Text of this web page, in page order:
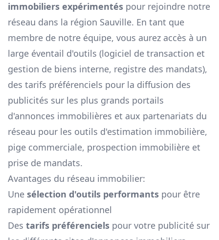
immobiliers expérimentés pour rejoindre notre
réseau dans la région Sauville. En tant que
membre de notre équipe, vous aurez accès à un
large éventail d'outils (logiciel de transaction et
gestion de biens interne, registre des mandats),
des tarifs préférenciels pour la diffusion des
publicités sur les plus grands portails
d'annonces immobilières et aux partenariats du
réseau pour les outils d'estimation immobilière,
pige commerciale, prospection immobilière et
prise de mandats.
Avantages du réseau immobilier:
Une sélection d'outils performants pour être
rapidement opérationnel
Des tarifs préférenciels pour votre publicité sur